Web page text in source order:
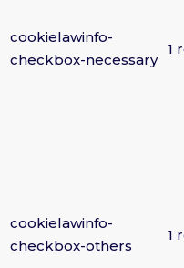
cookielawinfo-
checkbox-necessary
1
cookielawinfo-
checkbox-others
1